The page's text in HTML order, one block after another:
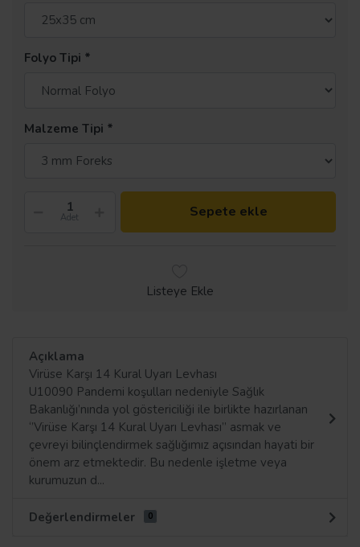
Folyo Tipi
Malzeme Tipi
Adet Sepete ekle
Listeye Ekle
Açıklama
Virüse Karşı 14 Kural Uyarı Levhası
U10090 Pandemi koşulları nedeniyle Sağlık
Bakanlığı’nında yol göstericiliği ile birlikte hazırlanan
‘’Virüse Karşı 14 Kural Uyarı Levhası’’ asmak ve
çevreyi bilinçlendirmek sağlığımız açısından hayati bir
önem arz etmektedir. Bu nedenle işletme veya
kurumuzun d...
Değerlendirmeler 0